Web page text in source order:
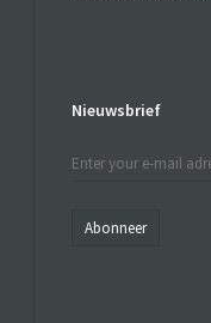
Nieuwsbrief
Abonneer